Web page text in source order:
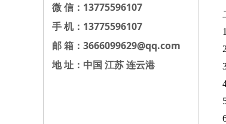
微 信：13775596107
手 机：13775596107
邮 箱：3666099629@qq.com
地 址：中国 江苏 连云港